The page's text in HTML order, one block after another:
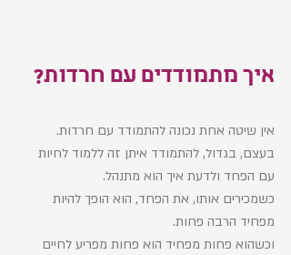
איך מתמודדים עם חרדות?
אין שיטה אחת נכונה להתמודד עם חרדות.
בעצם, בגדול, להתמודד איתן זה ללמוד לחיות
עם הפחד ולדעת איך הוא מתנהל.
כשמכירים אותו, את הפחד, הוא הופך להיות
מפחיד הרבה פחות.
וכשהוא פחות מפחיד הוא פחות מפריע לחיים